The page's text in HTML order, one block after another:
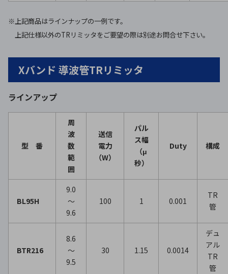
※上記商品はラインナップの一例です。
上記仕様以外のTRリミッタをご要望の際は別途お問合せ下さい。
Xバンド 導波管TRリミッタ
ラインアップ
型 番
周
波
数
範
囲
送信
電力
（W）
パル
ス幅
（μ
秒）
Duty 構成
BL95H
9.0
～
9.6
100 1 0.001
TR
管
BTR216
8.6
～
9.5
30 1.15 0.0014
デュ
アル
TR
管